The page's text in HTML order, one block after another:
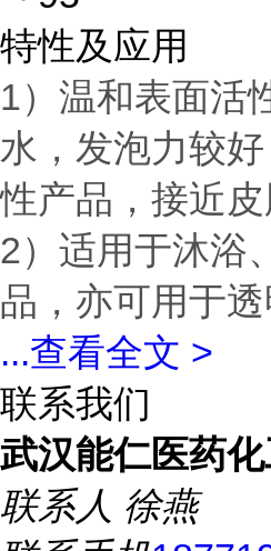
特性及应用
1）温和表面活
水，发泡力较
性产品，接近皮
2）适用于沐浴
品，亦可用于
...查看全文 >
联系我们
武汉能仁医药
联系人 徐燕